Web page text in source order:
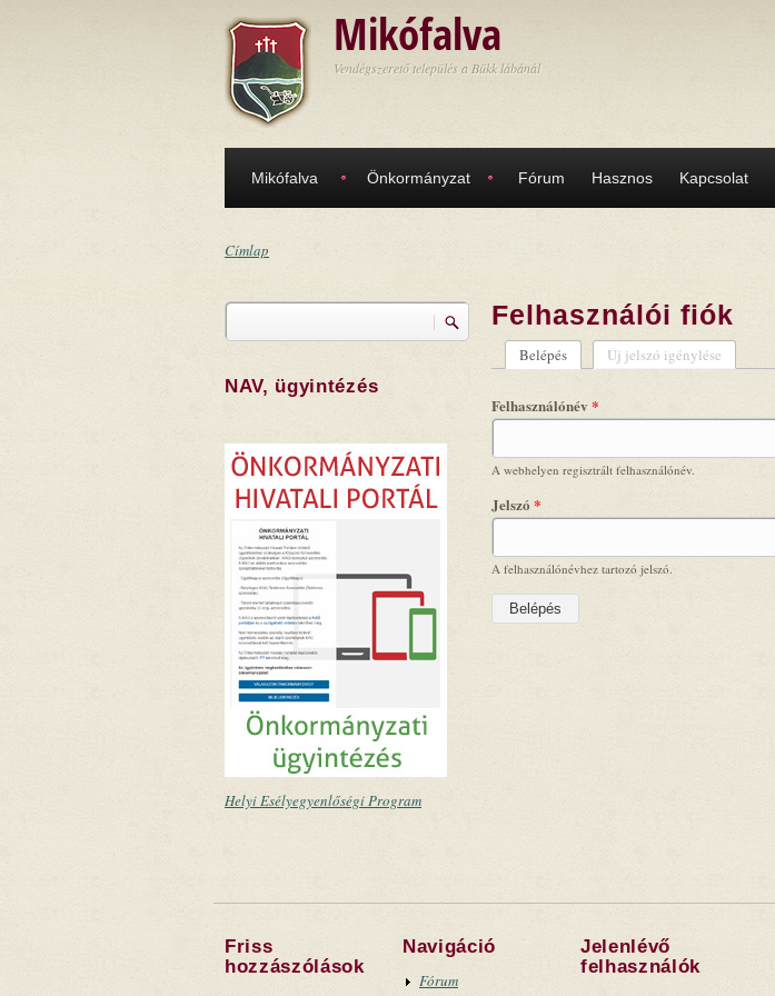
Mikófalva
Vendégszerető település a Bükk lábánál
Mikófalva Önkormányzat Fórum Hasznos Kapcsolat
Címlap
Keresés
NAV, ügyintézés
Helyi Esélyegyenlőségi Program
Felhasználói fiók
Belépés (aktív fül)Új jelszó igénylése
Felhasználónév *
A webhelyen regisztrált felhasználónév.
Jelszó *
A felhasználónévhez tartozó jelszó.
Friss
hozzászólások
Navigáció
Fórum
Jelenlévő
felhasználók